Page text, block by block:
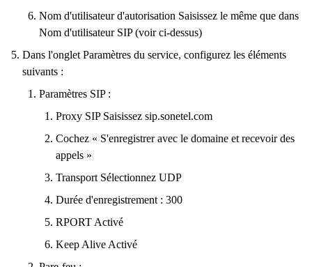
Nom d'utilisateur d'autorisation Saisissez le même que dans
Nom d'utilisateur SIP (voir ci-dessus)
Dans l'onglet Paramètres du service, configurez les éléments
suivants :
Paramètres SIP :
Proxy SIP Saisissez sip.sonetel.com
Cochez « S'enregistrer avec le domaine et recevoir des
appels »
Transport Sélectionnez UDP
Durée d'enregistrement : 300
RPORT Activé
Keep Alive Activé